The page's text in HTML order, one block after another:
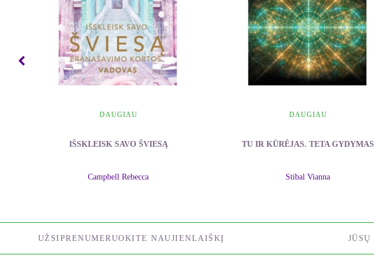
DAUGIAU
IŠSKLEISK SAVO ŠVIESĄ
Campbell Rebecca
DAUGIAU
TU IR KŪRĖJAS. TETA GYDYMAS
Stibal Vianna
UŽSIPRENUMERUOKITE NAUJIENLAIŠKĮ